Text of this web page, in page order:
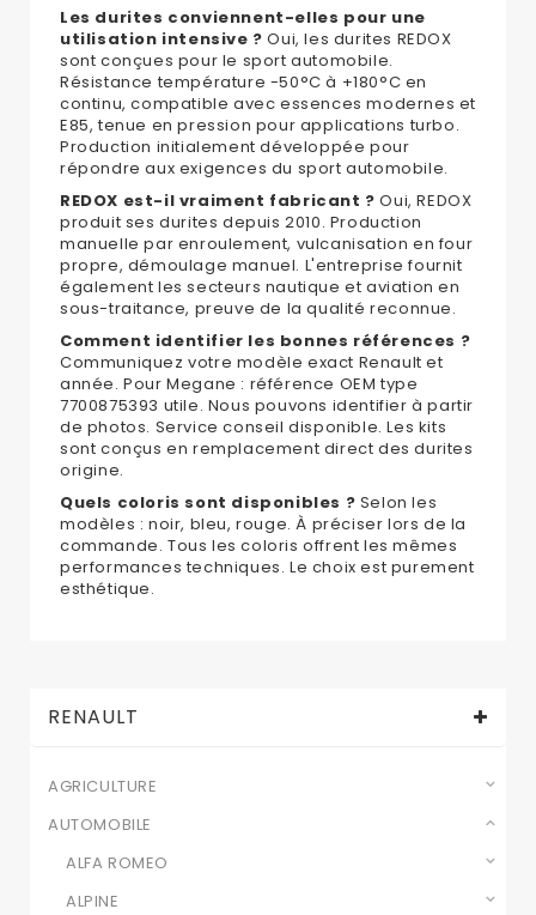
Les durites conviennent-elles pour une
utilisation intensive ? Oui, les durites REDOX
sont conçues pour le sport automobile.
Résistance température -50°C à +180°C en
continu, compatible avec essences modernes et
E85, tenue en pression pour applications turbo.
Production initialement développée pour
répondre aux exigences du sport automobile.
REDOX est-il vraiment fabricant ? Oui, REDOX
produit ses durites depuis 2010. Production
manuelle par enroulement, vulcanisation en four
propre, démoulage manuel. L'entreprise fournit
également les secteurs nautique et aviation en
sous-traitance, preuve de la qualité reconnue.
Comment identifier les bonnes références ?
Communiquez votre modèle exact Renault et
année. Pour Megane : référence OEM type
7700875393 utile. Nous pouvons identifier à partir
de photos. Service conseil disponible. Les kits
sont conçus en remplacement direct des durites
origine.
Quels coloris sont disponibles ? Selon les
modèles : noir, bleu, rouge. À préciser lors de la
commande. Tous les coloris offrent les mêmes
performances techniques. Le choix est purement
esthétique.
RENAULT
AGRICULTURE
AUTOMOBILE
ALFA ROMEO
ALPINE